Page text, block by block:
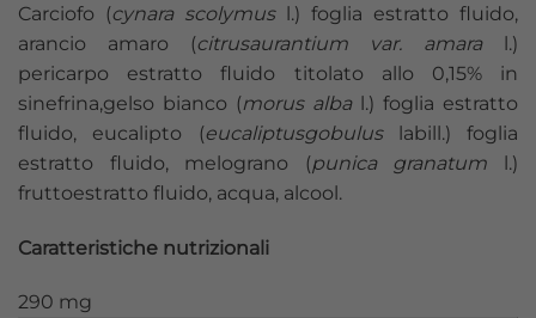
Carciofo (cynara scolymusl.) foglia estratto fluido,
arancio amaro (citrusaurantium var. amaral.)
pericarpo estratto fluido titolato allo 0,15% in
sinefrina,gelso bianco (morus albal.) foglia estratto
fluido, eucalipto (eucaliptusgobuluslabill.) foglia
estratto fluido, melograno (punica granatum l.)
fruttoestratto fluido, acqua, alcool.
Caratteristiche nutrizionali
290 mg